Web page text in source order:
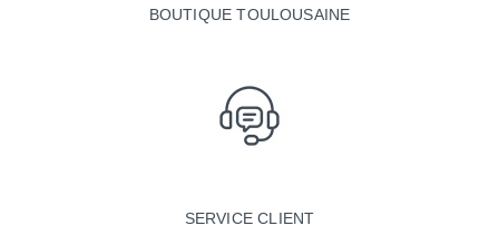
BOUTIQUE TOULOUSAINE
SERVICE CLIENT